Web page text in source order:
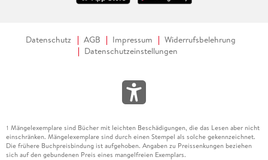
Datenschutz AGB Impressum
Widerrufsbelehrung
Datenschutzeinstellungen
1 Mängelexemplare sind Bücher mit leichten Beschädigungen, die das Lesen aber nicht
einschränken. Mängelexemplare sind durch einen Stempel als solche gekennzeichnet.
Die frühere Buchpreisbindung ist aufgehoben. Angaben zu Preissenkungen beziehen
sich auf den gebundenen Preis eines mangelfreien Exemplars.